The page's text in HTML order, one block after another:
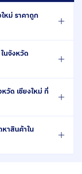
หม่ ราคาถูก
นจังหวัด
วัด เชียงใหม่ กี่
าสินค้าใน